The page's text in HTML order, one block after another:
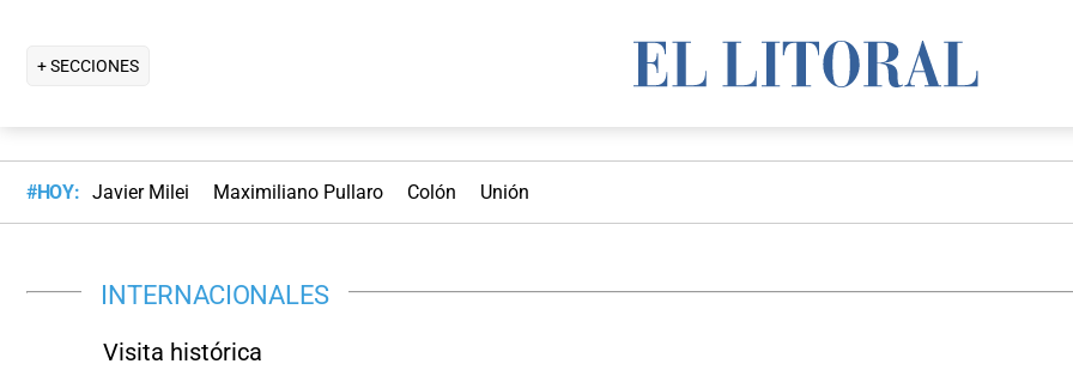
+ SECCIONES
#HOY: Javier Milei Maximiliano Pullaro Colón Unión
INTERNACIONALES
Visita histórica